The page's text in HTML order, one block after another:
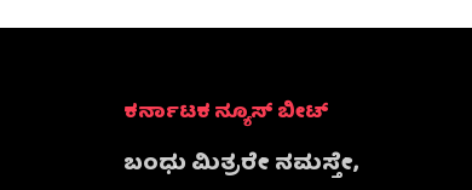
ಕರ್ನಾಟಕ ನ್ಯೂಸ್ ಬೀಟ್
ಬಂಧು ಮಿತ್ರರೇ ನಮಸ್ತೇ,